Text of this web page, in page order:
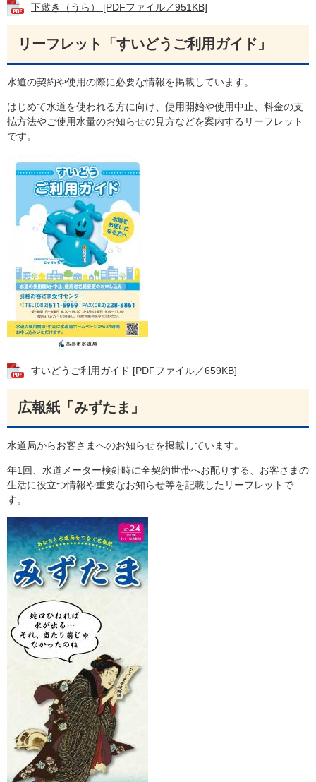
下敷き（うら） [PDFファイル／951KB]
リーフレット「すいどうご利用ガイド」
水道の契約や使用の際に必要な情報を掲載しています。
はじめて水道を使われる方に向け、使用開始や使用中止、料金の支
払方法やご使用水量のお知らせの見方などを案内するリーフレット
です。
すいどうご利用ガイド [PDFファイル／659KB]
広報紙「みずたま」
水道局からお客さまへのお知らせを掲載しています。
年1回、水道メーター検針時に全契約世帯へお配りする、お客さまの
生活に役立つ情報や重要なお知らせ等を記載したリーフレットで
す。